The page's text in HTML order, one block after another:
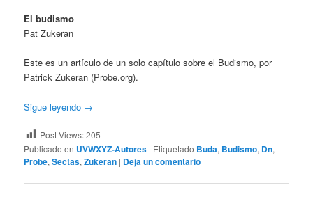
El budismo
Pat Zukeran
Este es un artículo de un solo capítulo sobre el Budismo, por
Patrick Zukeran (Probe.org).
Sigue leyendo →
Post Views:205
Publicado en UVWXYZ-Autores | Etiquetado Buda, Budismo, Dn,
Probe,Sectas,Zukeran | Deja un comentario